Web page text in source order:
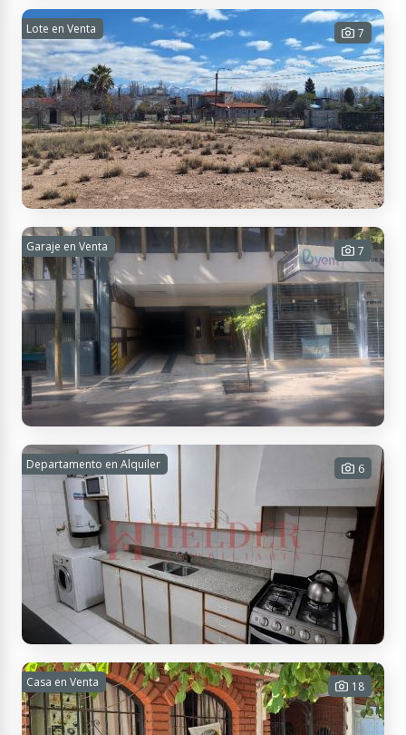
C. San Isidro 1681, M5515 Maipú, Mendoza, Argentina
Terreno en venta - Maipú 4500m2
4500 m² Tot.
USD 90.000 Contactar
Lote en Venta 7
Guardia Vieja 777, M5509 Vistalba, Mendoza, Argentina
Lote en Vístalba - B° Privado 1.000m2 -
VENTA
1008 m² Tot.
USD 62.000 Contactar
Garaje en Venta 7
Catamarca 131, M5500GMB Mendoza, Argentina
Cochera Ciudad de Mendoza VENTA
1 baño - 1 cochera - 15 m² Cub. - 15
m² Tot.
USD 8.000 Contactar
Departamento en Alquiler 6
Huarpes 522, M5502CZH Mendoza, Argentina
Alquiler Departamento 5ta Sección Mendoza
- 2 Dorm. - Planta Baja
2 habitaciones - 1 baño - 60 m² Cub.
Casa en Venta 18